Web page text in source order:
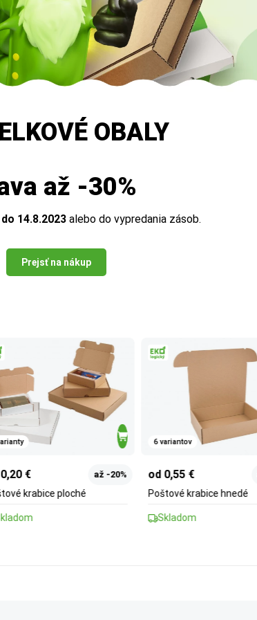
OBALY
až -30%
14.8.2023 alebo do vypredania zásob.
Prejsť na nákup
€ až -20%
krabice ploché
6 variantov
od 0,55 €
Poštové krabice hnedé
Skladom